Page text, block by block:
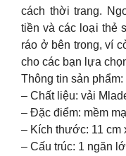
cách thời trang.
tiền và các loại thẻ
ráo ở bên trong, ví
cho các bạn lựa
Thông tin sản phẩm:
– Chất liệu: vải
– Đặc điểm: mềm
– Kích thước: 11 cm
– Cấu trúc: 1 ngăn